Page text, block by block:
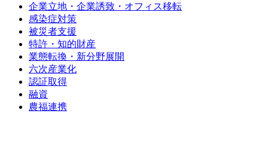
企業立地・企業誘致・オフィス移転
感染症対策
被災者支援
特許・知的財産
業態転換・新分野展開
六次産業化
認証取得
融資
農福連携